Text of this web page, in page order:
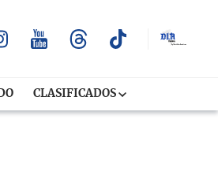
CLASIFICADOS